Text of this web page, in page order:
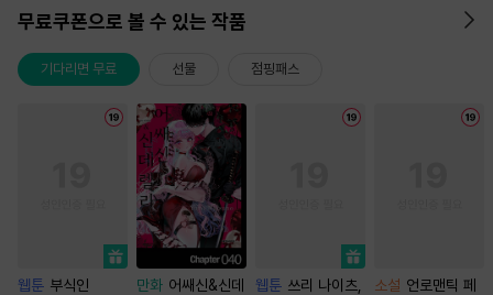
무료쿠폰으로 볼 수 있는 작품
기다리면 무료 선물 점핑패스
웹툰 부식인 만화 어쌔신&신데
웹툰 쓰리 나이츠,
소설 언로맨틱 페